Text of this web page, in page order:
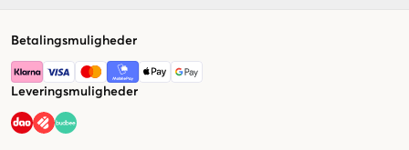
Betalingsmuligheder
Leveringsmuligheder